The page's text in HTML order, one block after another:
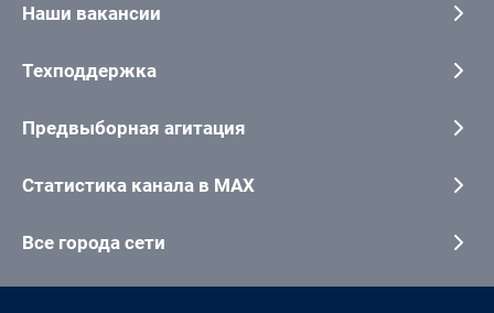
Наши вакансии
Техподдержка
Предвыборная агитация
Статистика канала в MAX
Все города сети